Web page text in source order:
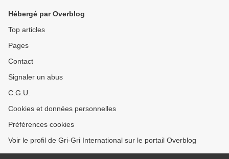
Hébergé par Overblog
Top articles
Pages
Contact
Signaler un abus
C.G.U.
Cookies et données personnelles
Préférences cookies
Voir le profil de Gri-Gri International sur le portail Overblog